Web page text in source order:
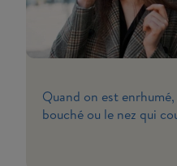
Quand on est
bouché ou le nez qui